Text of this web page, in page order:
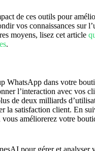
de ces outils pour
vos connaissances sur
moyens, lisez cet article
.
WhatsApp dans votre
l’interaction avec vos
de deux milliards
la satisfaction client. En
vous améliorerez votre
pour gérer et analyser